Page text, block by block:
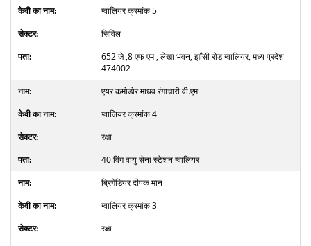
ग्वालियर क्रमांक 5
सिविल
652 जे ,8 एफ एम , लेखा भवन, झाँसी रोड ग्वालियर, मध्य प्रदेश
474002
एयर कमोडोर माधव रंगाचारी वी.एम
ग्वालियर क्रमांक 4
रक्षा
40 विंग वायु सेना स्टेशन ग्वालियर
ब्रिगेडियर दीपक मान
ग्वालियर क्रमांक 3
रक्षा